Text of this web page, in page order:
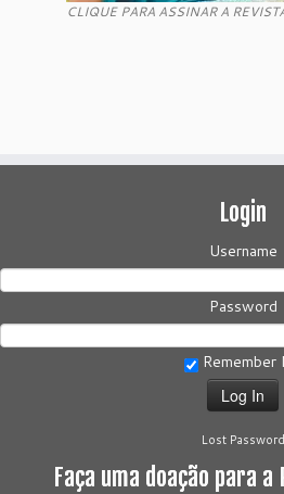
CLIQUE PARA ASSINAR A
Login
Username
Password
Remember
Lost Password
Faça uma doação para